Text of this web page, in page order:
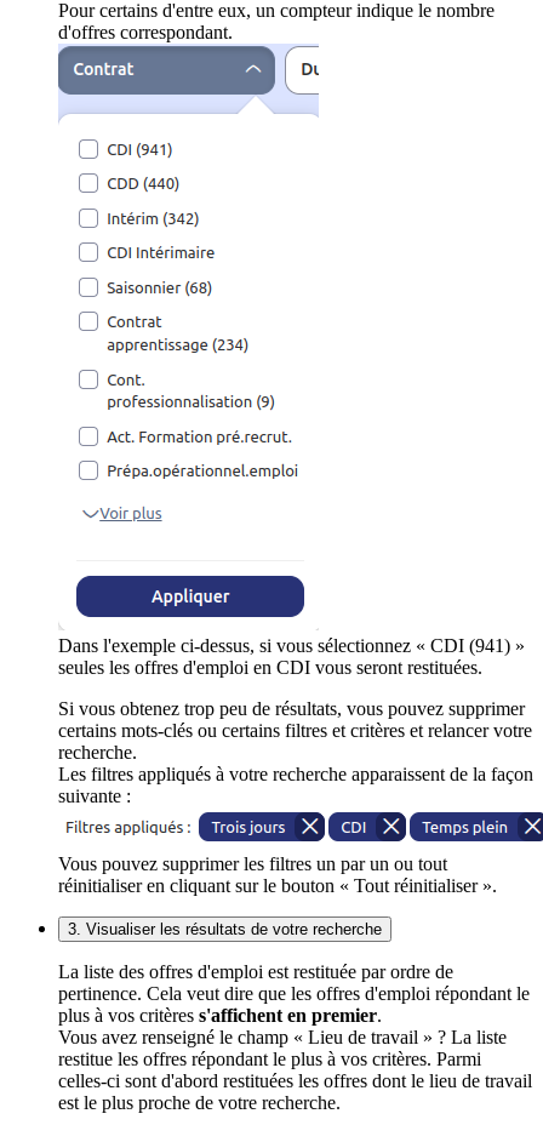
Pour certains d'entre eux, un compteur indique le nombre
d'offres correspondant.
Dans l'exemple ci-dessus, si vous sélectionnez « CDI (941) »
seules les offres d'emploi en CDI vous seront restituées.
Si vous obtenez trop peu de résultats, vous pouvez supprimer
certains mots-clés ou certains filtres et critères et relancer votre
recherche.
Les filtres appliqués à votre recherche apparaissent de la façon
suivante :
Vous pouvez supprimer les filtres un par un ou tout
réinitialiser en cliquant sur le bouton « Tout réinitialiser ».
3. Visualiser les résultats de votre recherche
La liste des offres d'emploi est restituée par ordre de
pertinence. Cela veut dire que les offres d'emploi répondant le
plus à vos critères s'affichent en premier.
Vous avez renseigné le champ « Lieu de travail » ? La liste
restitue les offres répondant le plus à vos critères. Parmi
celles-ci sont d'abord restituées les offres dont le lieu de travail
est le plus proche de votre recherche.